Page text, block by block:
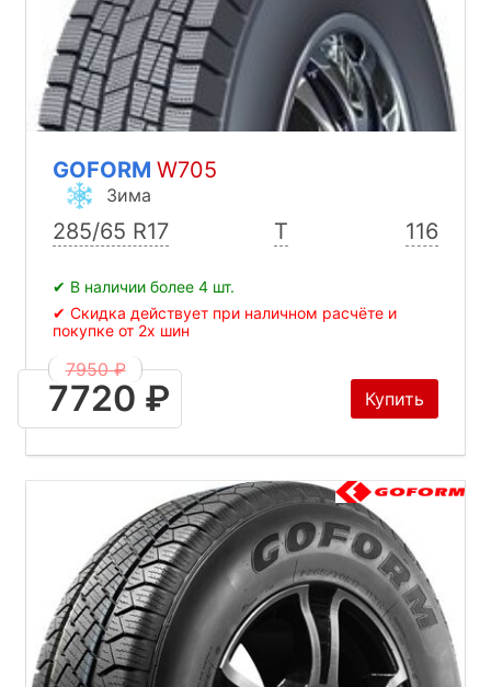
GOFORM W705
Зима
285/65 R17 T 116
✔ В наличии более 4 шт.
✔ Скидка действует при наличном расчёте и
покупке от 2х шин
7950 ₽
7720 ₽ Купить